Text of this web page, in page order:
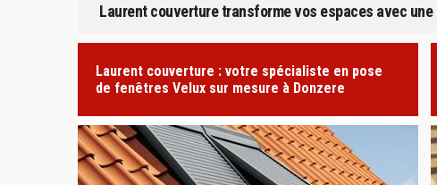
Laurent couverture transforme vos espaces avec
Laurent couverture : votre spécialiste en pose
de fenêtres Velux sur mesure à Donzere